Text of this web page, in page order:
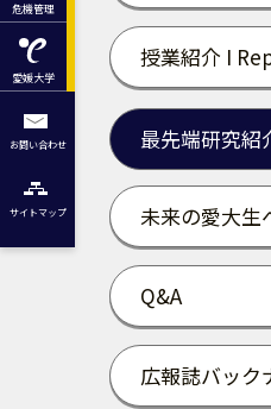
危機管理
愛媛大学
お問い合わせ
サイトマップ
授業紹介 I
最先端研究
未来の愛大生
Q&A
広報誌バック